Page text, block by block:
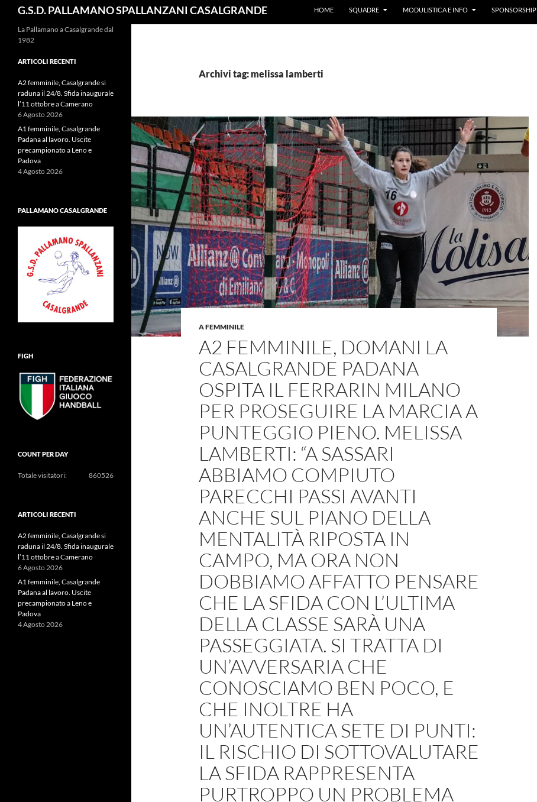
G.S.D. PALLAMANO SPALLANZANI CASALGRANDE HOME SQUADRE MODULISTICA E INFO SPONSORSHIP
Archivi tag: melissa lamberti
A FEMMINILE
A2 FEMMINILE, DOMANI LA
CASALGRANDE PADANA
OSPITA IL FERRARIN MILANO
PER PROSEGUIRE LA MARCIA A
PUNTEGGIO PIENO. MELISSA
LAMBERTI: “A SASSARI
ABBIAMO COMPIUTO
PARECCHI PASSI AVANTI
ANCHE SUL PIANO DELLA
MENTALITÀ RIPOSTA IN
CAMPO, MA ORA NON
DOBBIAMO AFFATTO PENSARE
CHE LA SFIDA CON L’ULTIMA
DELLA CLASSE SARÀ UNA
PASSEGGIATA. SI TRATTA DI
UN’AVVERSARIA CHE
CONOSCIAMO BEN POCO, E
CHE INOLTRE HA
UN’AUTENTICA SETE DI PUNTI:
IL RISCHIO DI SOTTOVALUTARE
LA SFIDA RAPPRESENTA
PURTROPPO UN PROBLEMA
La Pallamano a Casalgrande dal
1982
ARTICOLI RECENTI
A2 femminile, Casalgrande si
raduna il 24/8. Sfida inaugurale
l’11 ottobre a Camerano
6 Agosto 2026
A1 femminile, Casalgrande
Padana al lavoro. Uscite
precampionato a Leno e
Padova
4 Agosto 2026
PALLAMANO CASALGRANDE
FIGH
COUNT PER DAY
860526
Totale visitatori:
ARTICOLI RECENTI
A2 femminile, Casalgrande si
raduna il 24/8. Sfida inaugurale
l’11 ottobre a Camerano
6 Agosto 2026
A1 femminile, Casalgrande
Padana al lavoro. Uscite
precampionato a Leno e
Padova
4 Agosto 2026